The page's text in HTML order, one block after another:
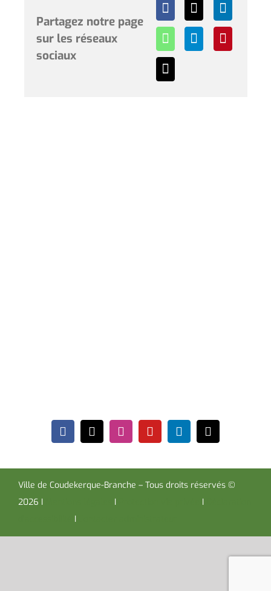
Partagez notre page
sur les réseaux
sociaux
Ville de Coudekerque-Branche – Tous droits réservés ©
2026 I
I I
I